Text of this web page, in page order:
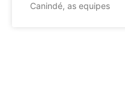
Canindé, as equipes